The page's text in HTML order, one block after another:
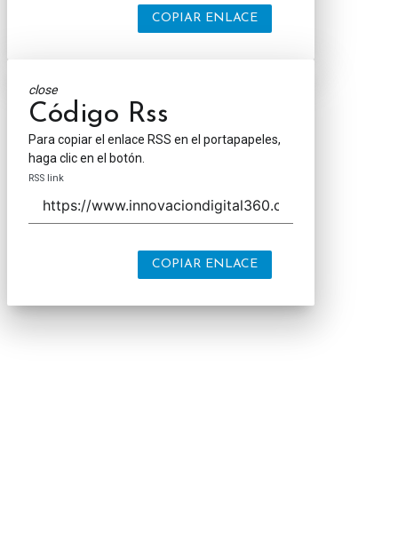
COPIAR ENLACE
close
Código Rss
Para copiar el enlace RSS en el portapapeles,
haga clic en el botón.
RSS link
COPIAR ENLACE